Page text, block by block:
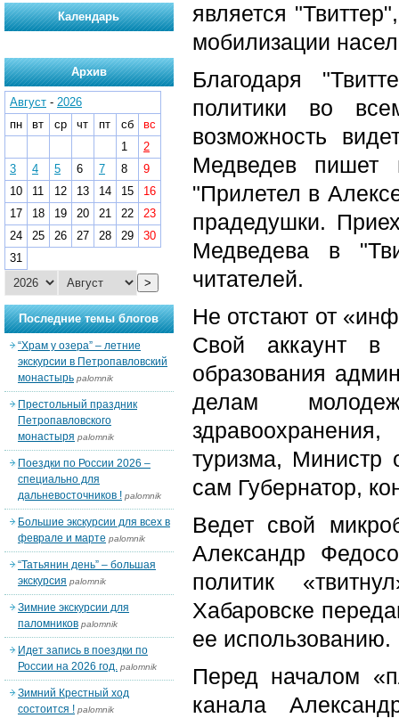
является
мобилизации
Благодаря
политики во
возможность
Медведев пишет
"Прилетел в
прадедушки.
Медведева в
читателей.
Не отстают от
Свой аккаунт в
образования
делам
туризма, Министр
сам Губернатор,
Ведет свой
Александр
политик
Хабаровске
ее использованию.
Перед началом
канала
Календарь
Архив
Август - 2026
пн
вт ср чт пт сб
вс
1
2
3
4 5 6 7 8
9
10
11 12 13 14 15
16
17
18 19 20 21 22
23
24
25 26 27 28 29
30
31
>
Последние темы блогов
“Храм у озера” – летние
экскурсии в Петропавловский
монастырь palomnik
Престольный праздник
Петропавловского
монастыря palomnik
Поездки по России 2026 –
специально для
дальневосточников ! palomnik
Большие экскурсии для всех в
феврале и марте palomnik
“Татьянин день” – большая
экскурсия palomnik
Зимние экскурсии для
паломников palomnik
Идет запись в поездки по
России на 2026 год. palomnik
Зимний Крестный ход
состоится ! palomnik